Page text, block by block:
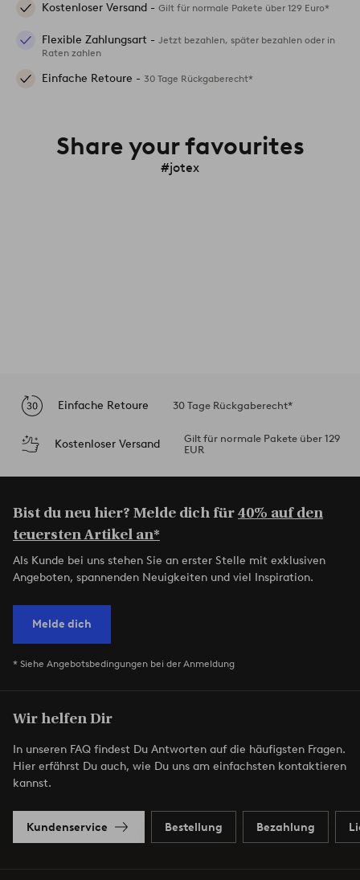
Kostenloser Versand - Gilt für normale Pakete über 129 Euro*
Flexible Zahlungsart - Jetzt bezahlen, später bezahlen oder in
Raten zahlen
Einfache Retoure - 30 Tage Rückgaberecht*
Share your favourites
#jotex
Einfache Retoure 30 Tage Rückgaberecht*
Kostenloser Versand
Gilt für normale Pakete über 129
EUR
Bist du neu hier? Melde dich für40% auf den
teuersten Artikel an*
Als Kunde bei uns stehen Sie an erster Stelle mit exklusiven
Angeboten, spannenden Neuigkeiten und viel Inspiration.
Melde dich
* Siehe Angebotsbedingungen bei der Anmeldung
Wir helfen Dir
In unseren FAQ findest Du Antworten auf die häufigsten Fragen.
Hier erfährst Du auch, wie Du uns am einfachsten kontaktieren
kannst.
Kundenservice Bestellung Bezahlung